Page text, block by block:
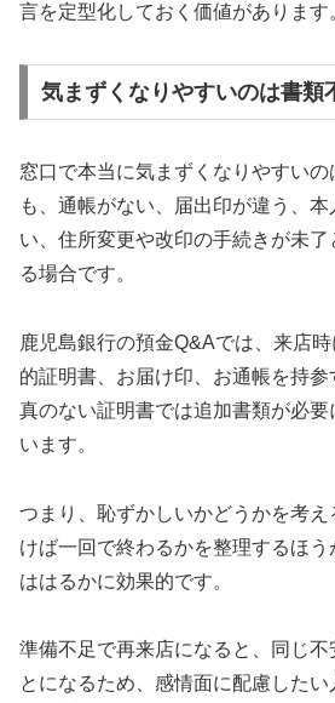
言を定型化しておく価値があります
気まずくなりやすいのは書類
窓口で本当に気まずくなりやすいの
も、通帳がない、届出印が違う、
い、住所変更や改印の手続きが未
る場合です。
鹿児島銀行の預金Q&Aでは、来店
的証明書、お届け印、お通帳を持
真のない証明書では追加書類が必
います。
つまり、恥ずかしいかどうかを考
けば一回で終わるかを整理するほ
ははるかに効果的です。
準備不足で再来店になると、同じ不
とになるため、感情面に配慮した